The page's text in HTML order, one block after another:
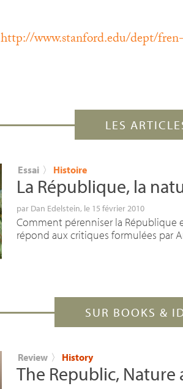
http://www.stanford.edu/dept/
LES
Essai 〉 Histoire
La République, la
par Dan Edelstein, le 15 février 2010
Comment pérenniser la République
répond aux critiques formulées par
SUR BOOKS &
Review 〉 History
The Republic, Nature